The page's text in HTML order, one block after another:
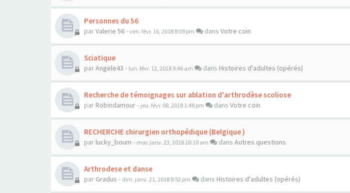
Personnes du 56
parValerie 56- ven. févr. 16, 2018 8:09 pm dans Votre coin
Sciatique
parAngele43 - lun. févr. 12, 2018 9:46 am dans Histoires d'adultes (opérés)
Recherche de témoignages sur ablation d'arthrodèse scoliose
par Robindamour- jeu. févr. 08, 2018 1:48 pm dans Votre coin
RECHERCHE chirurgien orthopédique (Belgique )
par lucky_boum - mar. janv. 23, 2018 10:10 am dans Autres questions
Arthrodese et danse
par Gradus - dim. janv. 21, 2018 8:52 pm dans Histoires d'adultes (opérés)